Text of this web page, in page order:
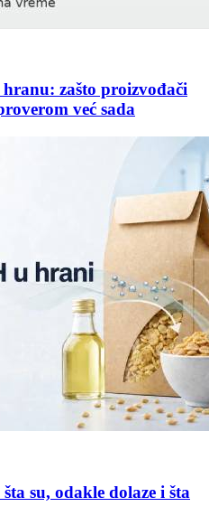
zašto proizvođači
već sada
su, odakle dolaze i šta